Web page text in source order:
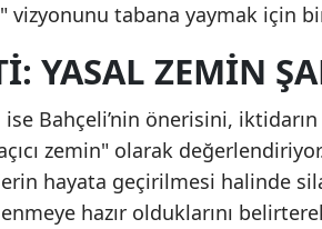
vizyonunu tabana yaymak için
YASAL ZEMIN
ise Bahçeli’nin önerisini,
zemin" olarak
hayata geçirilmesi halinde
hazır olduklarını